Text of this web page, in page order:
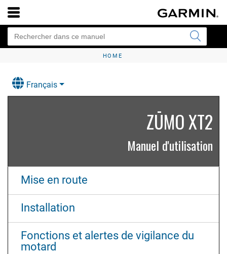
HOME
Français
ZŪMO XT2
Manuel d'utilisation
Mise en route
Installation
Fonctions et alertes de vigilance du
motard